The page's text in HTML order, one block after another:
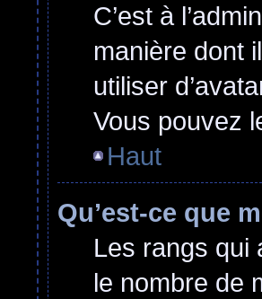
C’est à
manière dont
utiliser
Vous pouvez
Haut
Qu’est-ce que
Les rangs qui
le nombre de